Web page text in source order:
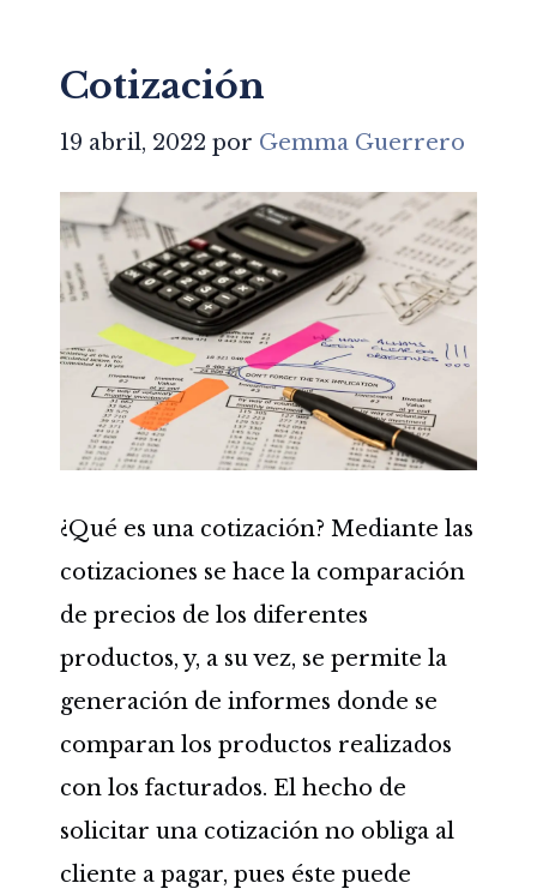
Cotización
19 abril, 2022 por Gemma Guerrero
¿Qué es una cotización? Mediante las
cotizaciones se hace la comparación
de precios de los diferentes
productos, y, a su vez, se permite la
generación de informes donde se
comparan los productos realizados
con los facturados. El hecho de
solicitar una cotización no obliga al
cliente a pagar, pues éste puede